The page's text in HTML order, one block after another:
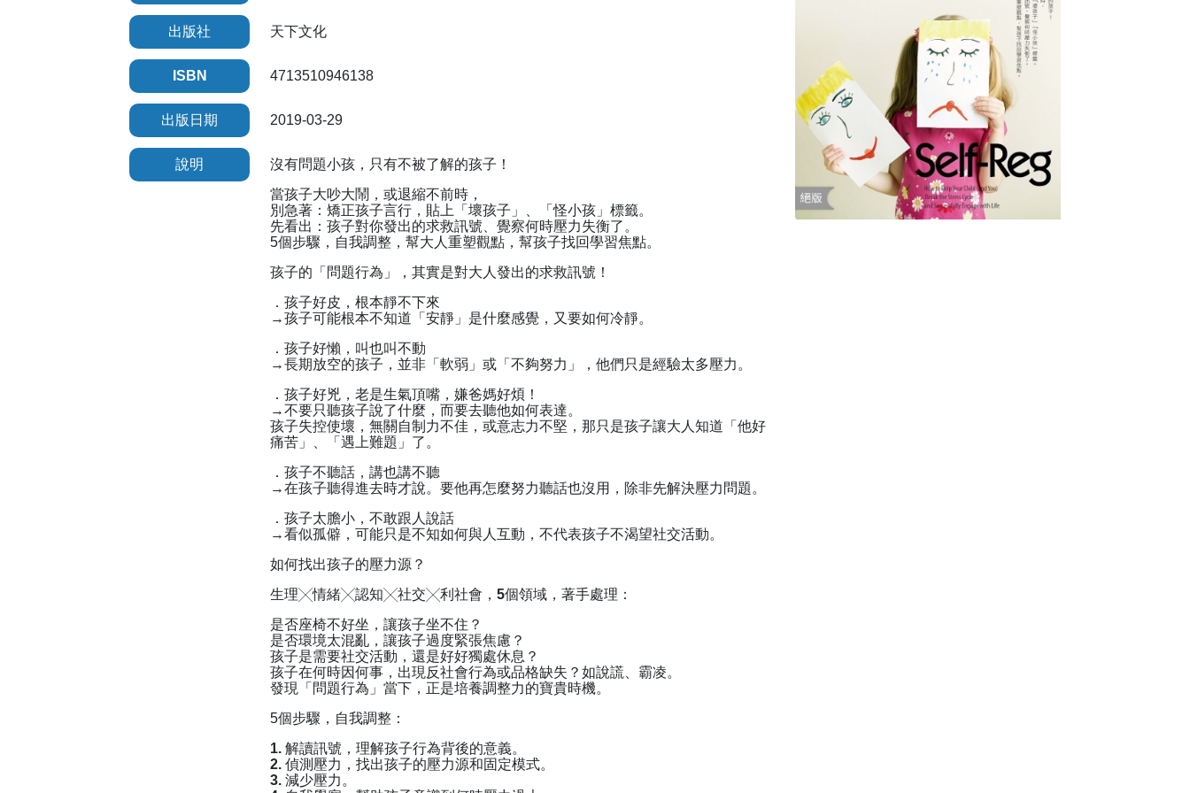
出版社 天下文化
ISBN 4713510946138
出版日期 2019-03-29
說明
沒有問題小孩，只有不被了解的孩子！
當孩子大吵大鬧，或退縮不前時，
別急著：矯正孩子言行，貼上「壞孩子」、「怪小孩」標籤。
先看出：孩子對你發出的求救訊號、覺察何時壓力失衡了。
5個步驟，自我調整，幫大人重塑觀點，幫孩子找回學習焦點。
孩子的「問題行為」，其實是對大人發出的求救訊號！
．孩子好皮，根本靜不下來
→孩子可能根本不知道「安靜」是什麼感覺，又要如何冷靜。
．孩子好懶，叫也叫不動
→長期放空的孩子，並非「軟弱」或「不夠努力」，他們只是經驗太多壓力。
．孩子好兇，老是生氣頂嘴，嫌爸媽好煩！
→不要只聽孩子說了什麼，而要去聽他如何表達。
孩子失控使壞，無關自制力不佳，或意志力不堅，那只是孩子讓大人知道「他好
痛苦」、「遇上難題」了。
．孩子不聽話，講也講不聽
→在孩子聽得進去時才說。要他再怎麼努力聽話也沒用，除非先解決壓力問題。
．孩子太膽小，不敢跟人說話
→看似孤僻，可能只是不知如何與人互動，不代表孩子不渴望社交活動。
如何找出孩子的壓力源？
生理╳情緒╳認知╳社交╳利社會，5個領域，著手處理：
是否座椅不好坐，讓孩子坐不住？
是否環境太混亂，讓孩子過度緊張焦慮？
孩子是需要社交活動，還是好好獨處休息？
孩子在何時因何事，出現反社會行為或品格缺失？如說謊、霸凌。
發現「問題行為」當下，正是培養調整力的寶貴時機。
5個步驟，自我調整：
1. 解讀訊號，理解孩子行為背後的意義。
2. 偵測壓力，找出孩子的壓力源和固定模式。
3. 減少壓力。